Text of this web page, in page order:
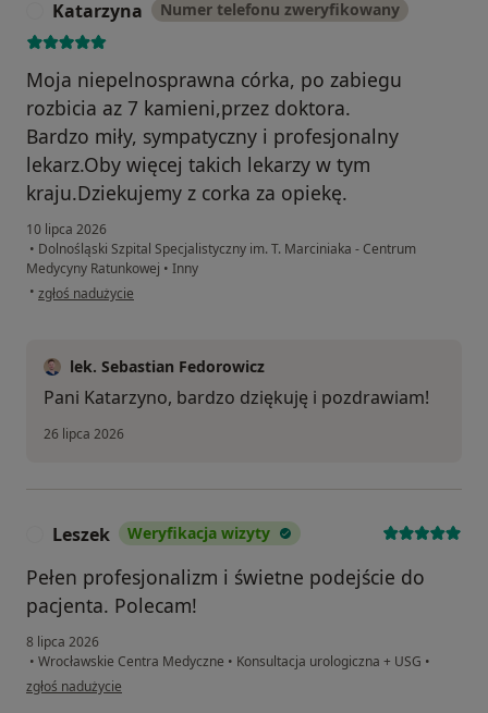
Katarzyna Numer telefonu zweryfikowany
Moja niepelnosprawna córka, po zabiegu
rozbicia az 7 kamieni,przez doktora.
Bardzo miły, sympatyczny i profesjonalny
lekarz.Oby więcej takich lekarzy w tym
kraju.Dziekujemy z corka za opiekę.
10 lipca 2026
• Dolnośląski Szpital Specjalistyczny im. T. Marciniaka - Centrum
Medycyny Ratunkowej • Inny
• w opinii użytkownika Katarzyna
zgłoś nadużycie
lek. Sebastian Fedorowicz
Pani Katarzyno, bardzo dziękuję i pozdrawiam!
26 lipca 2026
Leszek Weryfikacja wizyty
Pełen profesjonalizm i świetne podejście do
pacjenta. Polecam!
8 lipca 2026
• Wrocławskie Centra Medyczne • Konsultacja urologiczna + USG •
w opinii użytkownika Leszek
zgłoś nadużycie